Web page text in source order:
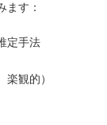
ます：
定手法
観的）